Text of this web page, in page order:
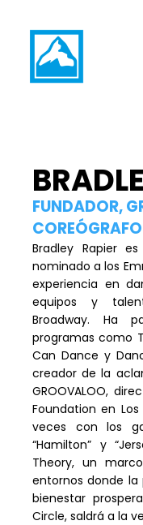
FUNDADOR,
Bradley Rapier
nominado a los
experiencia en
equipos y
Broadway. Ha
programas como
Can Dance y
creador de la
GROOVALOO,
Foundation en
veces con los
“Hamilton” y
Theory, un
entornos donde la
bienestar
Circle, saldrá a la